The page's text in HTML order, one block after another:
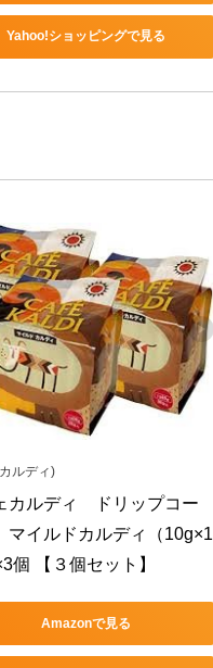
Yahoo!ショッピングで見る
ルディ)
カルディ　ドリップコー
マイルドカルディ（10g×1
個 【３個セット】
Amazonで見る